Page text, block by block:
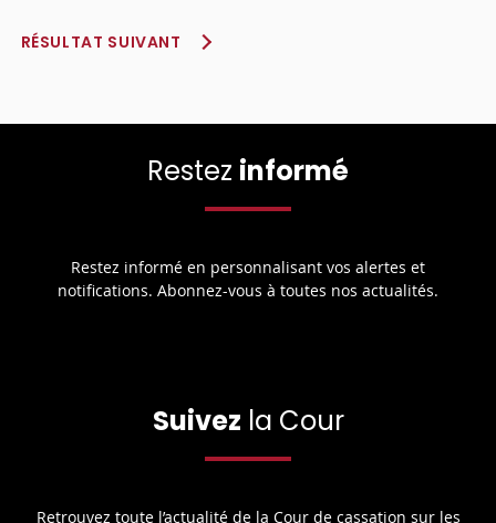
RÉSULTAT SUIVANT
Restez informé
Restez informé en personnalisant vos alertes et
notifications. Abonnez-vous à toutes nos actualités.
Suivez la Cour
Retrouvez toute l’actualité de la Cour de cassation sur les